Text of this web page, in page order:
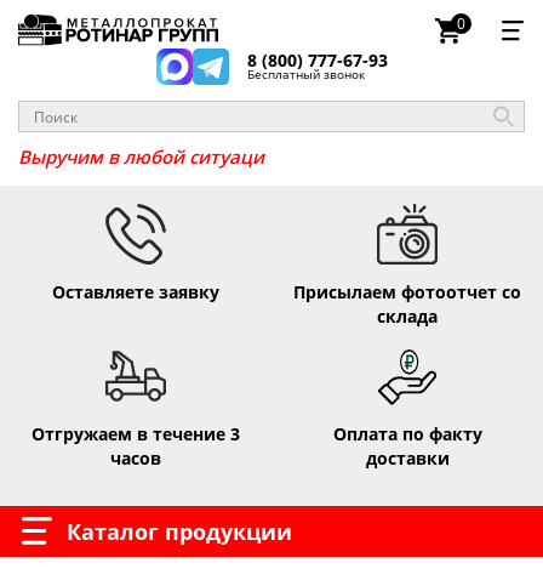
8 (800) 777-67-93
Бесплатный звонок
0
Выручим в любой ситуа
Оставляете заявку
Присылаем фотоотчет со
склада
Отгружаем в течение 3
часов
Оплата по факту
доставки
Каталог продукции